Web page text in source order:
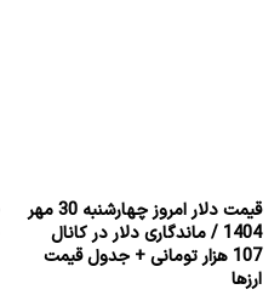
قیمت دلار امروز چهارشنبه 30 مهر
1404 / ماندگاری دلار در کانال
107 هزار تومانی + جدول قیمت
ارزها